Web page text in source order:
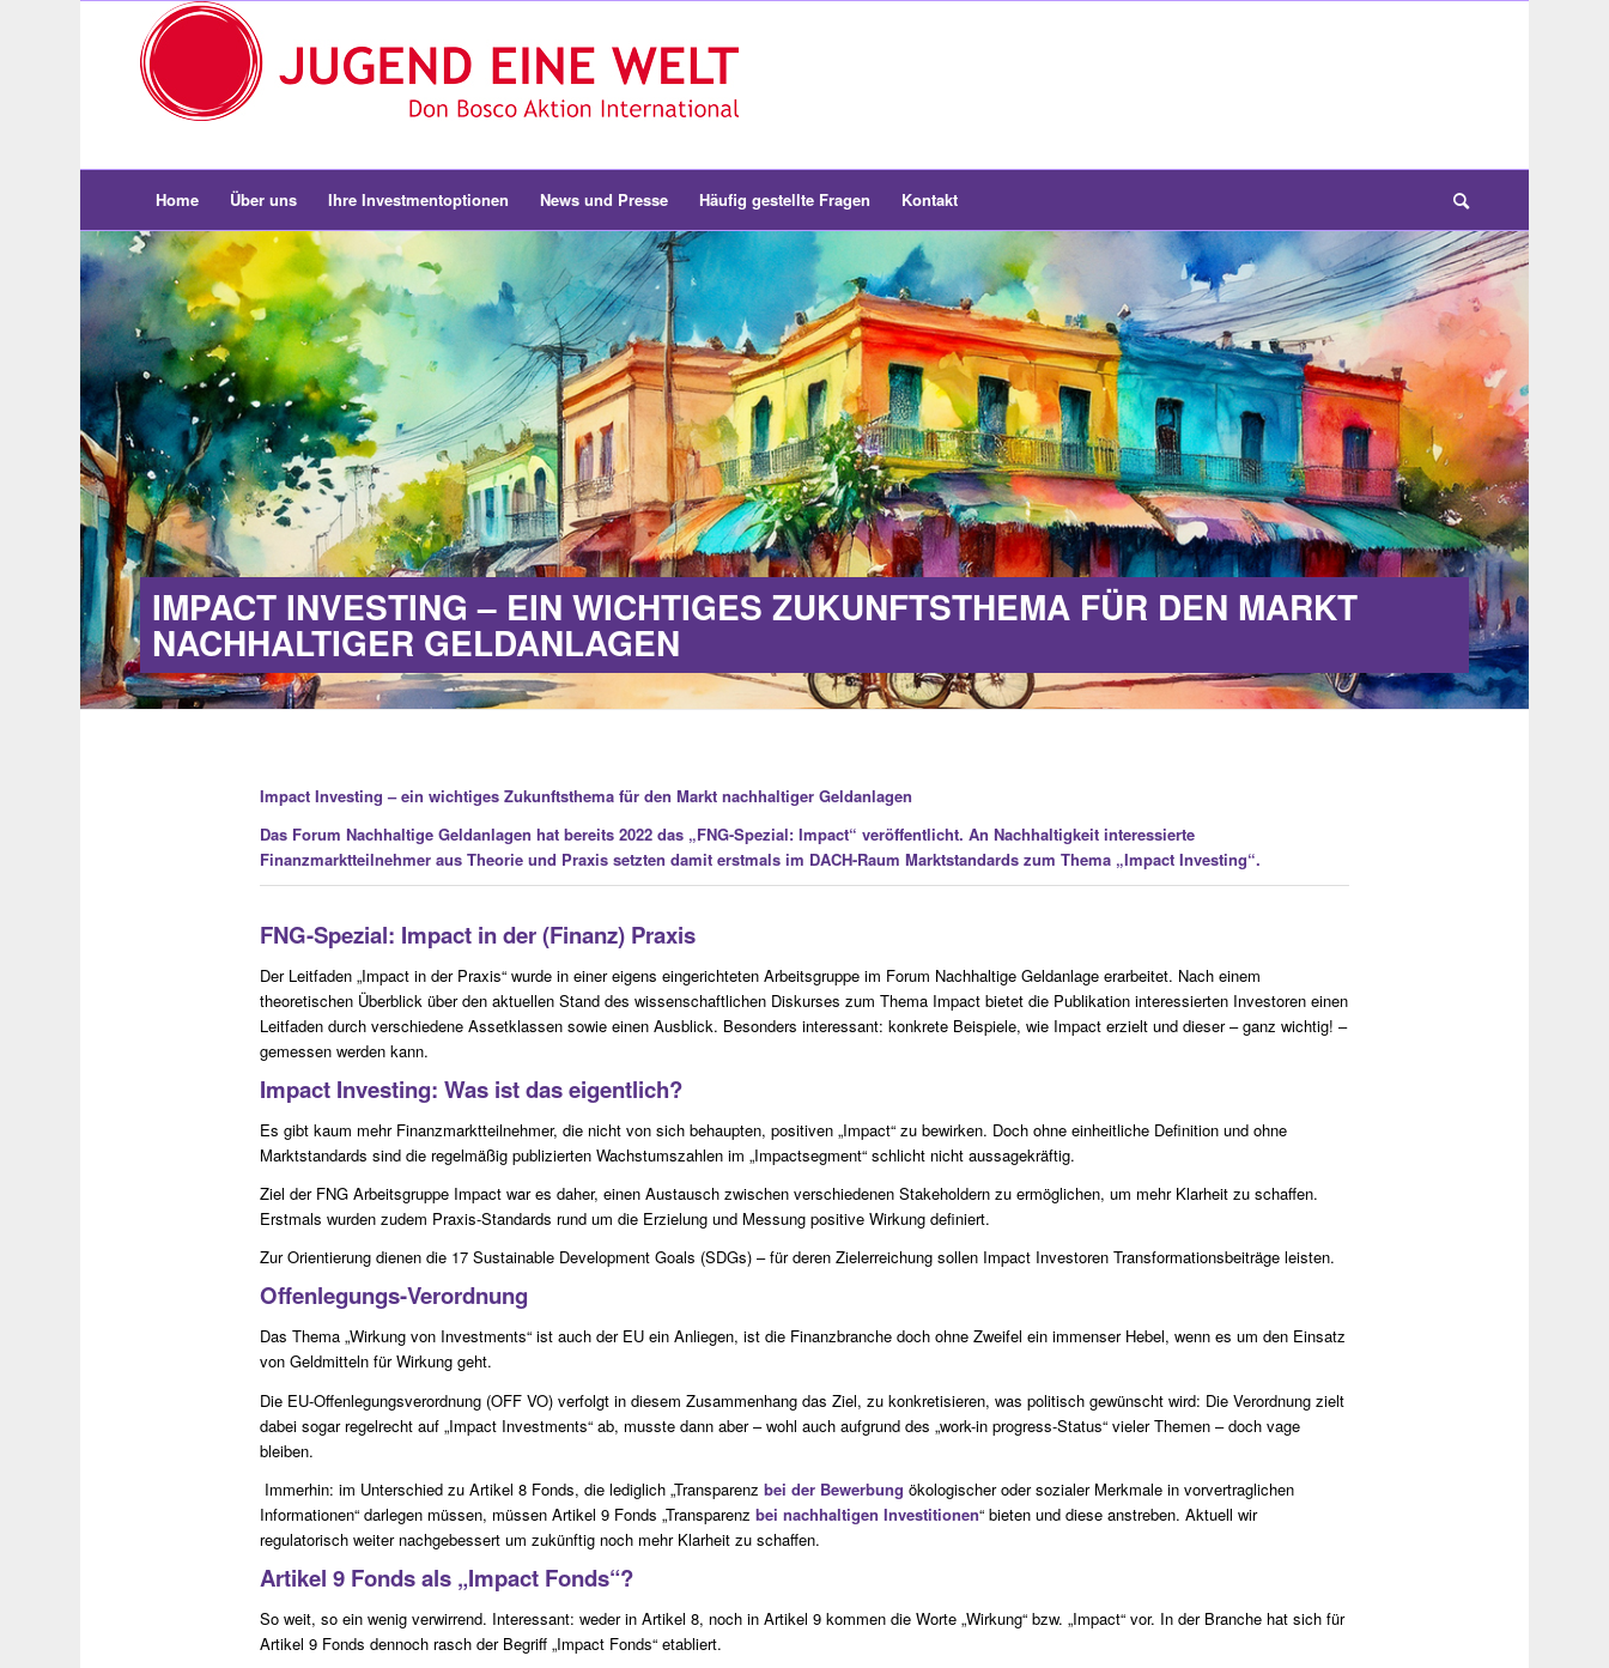
Home Über uns Ihre Investmentoptionen News und Presse Häufig gestellte Fragen Kontakt
IMPACT INVESTING – EIN WICHTIGES ZUKUNFTSTHEMA FÜR DEN MARKT
NACHHALTIGER GELDANLAGEN
Impact Investing – ein wichtiges Zukunftsthema für den Markt nachhaltiger Geldanlagen
Das Forum Nachhaltige Geldanlagen hat bereits 2022 das „FNG-Spezial: Impact“ veröffentlicht. An Nachhaltigkeit interessierte
Finanzmarktteilnehmer aus Theorie und Praxis setzten damit erstmals im DACH-Raum Marktstandards zum Thema „Impact Investing“.
FNG-Spezial: Impact in der (Finanz) Praxis
Der Leitfaden „Impact in der Praxis“ wurde in einer eigens eingerichteten Arbeitsgruppe im Forum Nachhaltige Geldanlage erarbeitet. Nach einem
theoretischen Überblick über den aktuellen Stand des wissenschaftlichen Diskurses zum Thema Impact bietet die Publikation interessierten Investoren einen
Leitfaden durch verschiedene Assetklassen sowie einen Ausblick. Besonders interessant: konkrete Beispiele, wie Impact erzielt und dieser – ganz wichtig! –
gemessen werden kann.
Impact Investing: Was ist das eigentlich?
Es gibt kaum mehr Finanzmarktteilnehmer, die nicht von sich behaupten, positiven „Impact“ zu bewirken. Doch ohne einheitliche Definition und ohne
Marktstandards sind die regelmäßig publizierten Wachstumszahlen im „Impactsegment“ schlicht nicht aussagekräftig.
Ziel der FNG Arbeitsgruppe Impact war es daher, einen Austausch zwischen verschiedenen Stakeholdern zu ermöglichen, um mehr Klarheit zu schaffen.
Erstmals wurden zudem Praxis-Standards rund um die Erzielung und Messung positive Wirkung definiert.
Zur Orientierung dienen die 17 Sustainable Development Goals (SDGs) – für deren Zielerreichung sollen Impact Investoren Transformationsbeiträge leisten.
Offenlegungs-Verordnung
Das Thema „Wirkung von Investments“ ist auch der EU ein Anliegen, ist die Finanzbranche doch ohne Zweifel ein immenser Hebel, wenn es um den Einsatz
von Geldmitteln für Wirkung geht.
Die EU-Offenlegungsverordnung (OFF VO) verfolgt in diesem Zusammenhang das Ziel, zu konkretisieren, was politisch gewünscht wird: Die Verordnung zielt
dabei sogar regelrecht auf „Impact Investments“ ab, musste dann aber – wohl auch aufgrund des „work-in progress-Status“ vieler Themen – doch vage
bleiben.
Immerhin: im Unterschied zu Artikel 8 Fonds, die lediglich „Transparenzbei der Bewerbung ökologischer oder sozialer Merkmale in vorvertraglichen
Informationen“ darlegen müssen, müssen Artikel 9 Fonds „Transparenzbei nachhaltigen Investitionen“ bieten und diese anstreben. Aktuell wir
regulatorisch weiter nachgebessert um zukünftig noch mehr Klarheit zu schaffen.
Artikel 9 Fonds als „Impact Fonds“?
So weit, so ein wenig verwirrend. Interessant: weder in Artikel 8, noch in Artikel 9 kommen die Worte „Wirkung“ bzw. „Impact“ vor. In der Branche hat sich für
Artikel 9 Fonds dennoch rasch der Begriff „Impact Fonds“ etabliert.